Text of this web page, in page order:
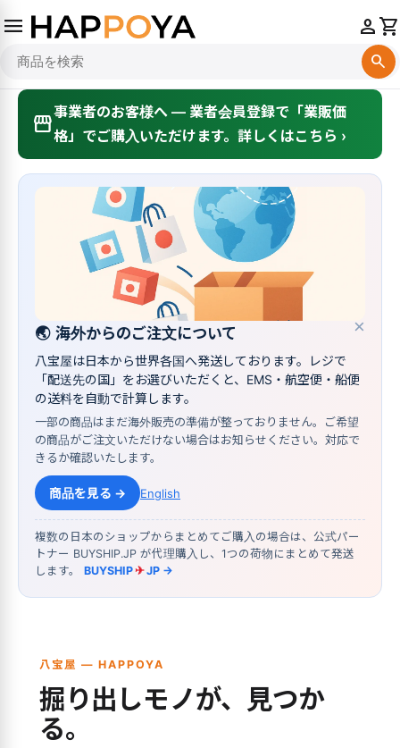
menu
search
personshopping_cart
storefront事業者のお客様へ — 業者会員登録で「業販価
格」でご購入いただけます。詳しくはこちら ›
×
🌏 海外からのご注文について
八宝屋は日本から世界各国へ発送しております。レジで
「配送先の国」をお選びいただくと、EMS・航空便・船便
の送料を自動で計算します。
一部の商品はまだ海外販売の準備が整っておりません。ご希望
の商品がご注文いただけない場合はお知らせください。対応で
きるか確認いたします。
商品を見る → English
複数の日本のショップからまとめてご購入の場合は、公式パー
トナー BUYSHIP.JP が代理購入し、1つの荷物にまとめて発送
します。 BUYSHIP✈JP →
八宝屋 — HAPPOYA
掘り出しモノが、見つか
る。